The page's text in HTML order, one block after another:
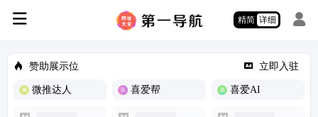
精简 详细
赞助展示位 立即入驻
微推达人 喜爱帮 喜爱AI